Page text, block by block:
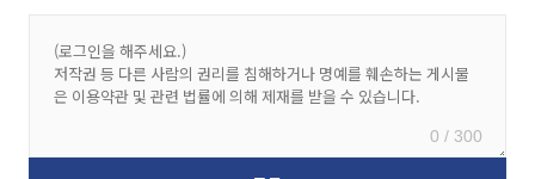
0 / 300